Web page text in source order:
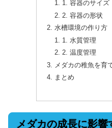
1. 容器のサイズ
2. 容器の形状
水槽環境の作り方
1. 水質管理
2. 温度管理
メダカの稚魚を育
まとめ
メダカの成長に影響